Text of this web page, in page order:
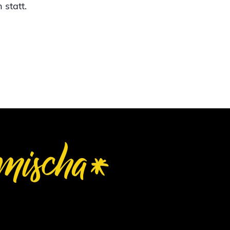
statt.